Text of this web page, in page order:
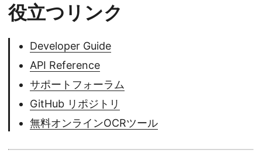
役立つリンク
Developer Guide
API Reference
サポートフォーラム
GitHub リポジトリ
無料オンラインOCRツール